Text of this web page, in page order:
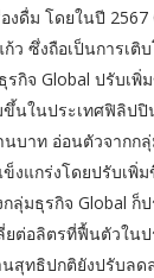
งดื่ม โดยในปี 2567
ว ซึ่งถือเป็นการเติบ
กิจ Global ปรับเพิ่
นในประเทศฟิลิปปิ
นบาท อ่อนตัวจากก
งแกร่งโดยปรับเพิ่
ลุ่มธุรกิจ Global ก็
ยต่อลิตรที่ฟื้นตัวใน
สุทธิปกติยังปรับลด